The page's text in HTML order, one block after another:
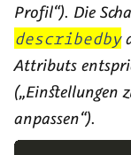
Profil“). Die
describedby
Attributs
(„Einstellungen
anpassen“).